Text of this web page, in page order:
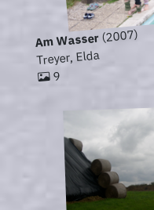
Am Wasser(2007)
Treyer, Elda
9